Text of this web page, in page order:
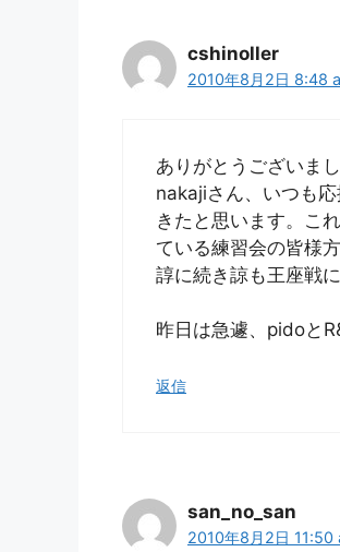
cshinoller
2010年8月2日 8:48
ありがとうございまし
nakajiさん、いつも
きたと思います。こ
ている練習会の皆様
諄に続き諒も王座戦
昨日は急遽、pidoと
返信
san_no_san
2010年8月2日 11:50